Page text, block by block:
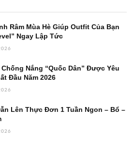
Râm Mùa Hè Giúp Outfit Của Bạn
Ngay Lập Tức
Chống Nắng “Quốc Dân” Được Yêu
Đầu Năm 2026
Lên Thực Đơn 1 Tuần Ngon – Bổ –